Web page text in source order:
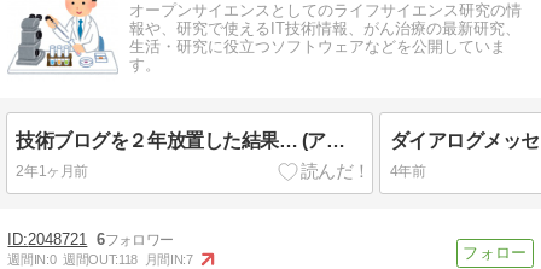
オープンサイエンスとしてのライフサイエンス研究の情
報や、研究で使えるIT技術情報、がん治療の最新研究、
生活・研究に役立つソフトウェアなどを公開していま
す。
技術ブログを２年放置した結果… (アクセス数の推移など)
2年1ヶ月前 4年前
2048721 6
週間IN:0 週間OUT:118 月間IN:7